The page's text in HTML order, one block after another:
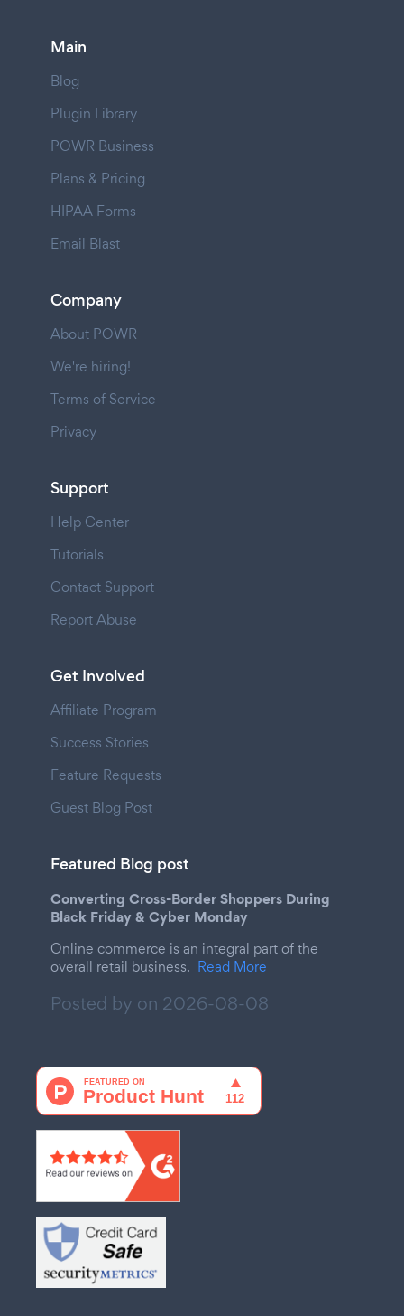
Main
Blog
Plugin Library
POWR Business
Plans & Pricing
HIPAA Forms
Email Blast
Company
About POWR
We're hiring!
Terms of Service
Privacy
Support
Help Center
Tutorials
Contact Support
Report Abuse
Get Involved
Affiliate Program
Success Stories
Feature Requests
Guest Blog Post
Featured Blog post
Converting Cross-Border Shoppers During
Black Friday & Cyber Monday
Online commerce is an integral part of the
overall retail business. Read More
Posted by on 2026-08-08